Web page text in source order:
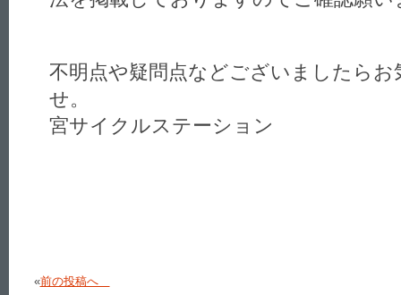
不明点や疑問点などございましたら
せ。
宮サイクルステーション
«前の投稿へ